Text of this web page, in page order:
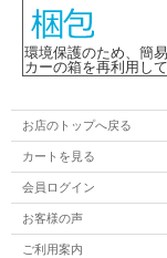
環境保護のため、簡
カーの箱を再利用し
お店のトップへ戻る
カートを見る
会員ログイン
お客様の声
ご利用案内